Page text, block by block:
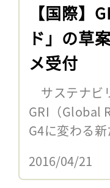
【国際】
ド」の草
メ受付
サステナビ
GRI（Global
G4に変わる
2016/04/21